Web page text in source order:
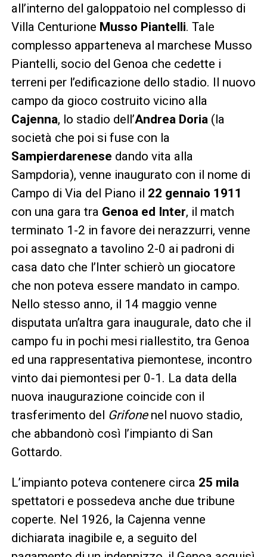
all’interno del galoppatoio nel complesso di
Villa Centurione Musso Piantelli. Tale
complesso apparteneva al marchese Musso
Piantelli, socio del Genoa che cedette i
terreni per l’edificazione dello stadio. Il nuovo
campo da gioco costruito vicino alla
Cajenna, lo stadio dell’Andrea Doria(la
società che poi si fuse con la
Sampierdarenese dando vita alla
Sampdoria), venne inaugurato con il nome di
Campo di Via del Piano il 22 gennaio 1911
con una gara tra Genoa ed Inter, il match
terminato 1-2 in favore dei nerazzurri, venne
poi assegnato a tavolino 2-0 ai padroni di
casa dato che l’Inter schierò un giocatore
che non poteva essere mandato in campo.
Nello stesso anno, il 14 maggio venne
disputata un’altra gara inaugurale, dato che il
campo fu in pochi mesi riallestito, tra Genoa
ed una rappresentativa piemontese, incontro
vinto dai piemontesi per 0-1. La data della
nuova inaugurazione coincide con il
trasferimento del Grifonenel nuovo stadio,
che abbandonò così l’impianto di San
Gottardo.
L’impianto poteva contenere circa 25 mila
spettatori e possedeva anche due tribune
coperte. Nel 1926, la Cajenna venne
dichiarata inagibile e, a seguito del